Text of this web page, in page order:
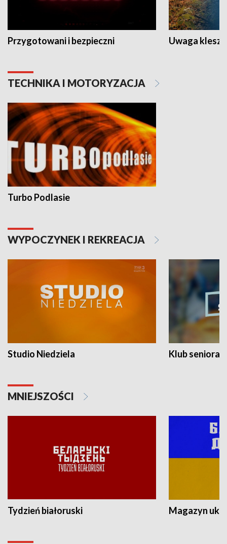
Przygotowani i bezpieczni Uwaga
TECHNIKA I MOTORYZACJA
Turbo Podlasie
WYPOCZYNEK I REKREACJA
Studio Niedziela Klub seniora
MNIEJSZOŚCI
Tydzień białoruski Magazyn